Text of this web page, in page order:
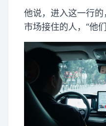
他说，进入这一行
市场接住的人，“他